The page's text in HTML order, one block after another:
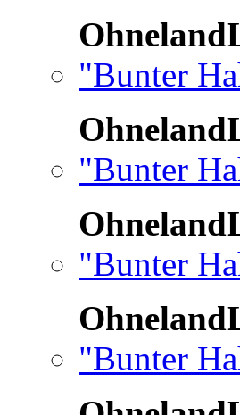
"Bunter
"Bunter
"Bunter
"Bunter